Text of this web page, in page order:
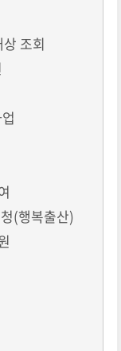
조회
(행복출산)